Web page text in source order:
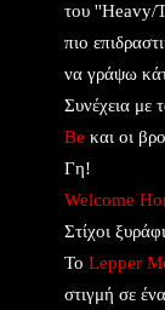
του ''Heavy/
πιο
να γράψω
Συνέχεια με
Be και οι
Γη!
Welcome
Στίχοι
Το Lepper
στιγμή σε